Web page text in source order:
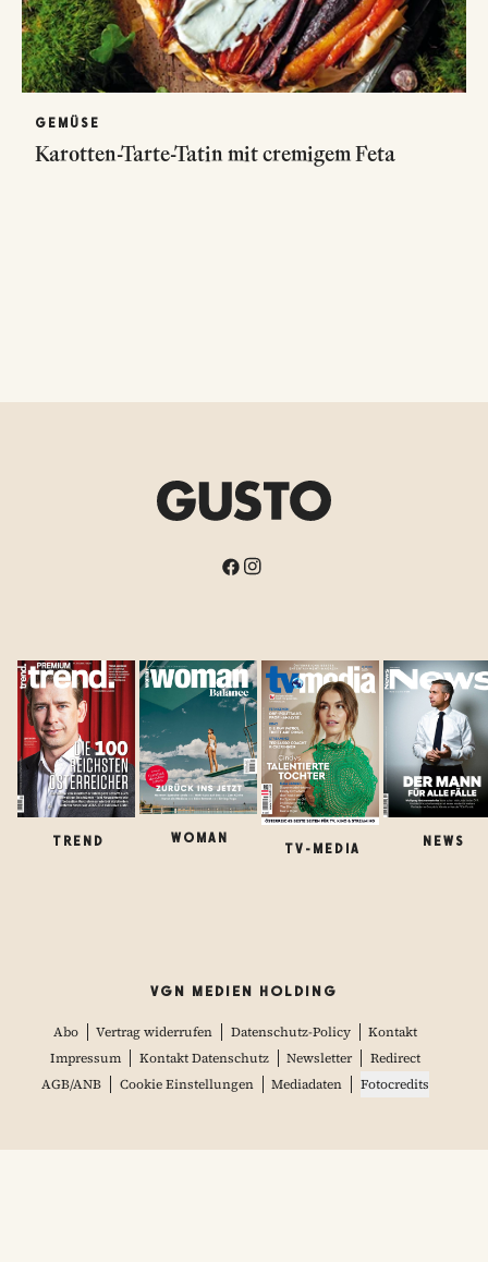
GEMÜSE
Karotten-Tarte-Tatin mit cremigem Feta
TREND WOMAN
TV-MEDIA
NEWS
VGN MEDIEN HOLDING
Abo Vertrag widerrufen Datenschutz-Policy
Kontakt
Impressum
Kontakt Datenschutz Newsletter
Redirect
AGB/ANB
Cookie Einstellungen Mediadaten Fotocredits